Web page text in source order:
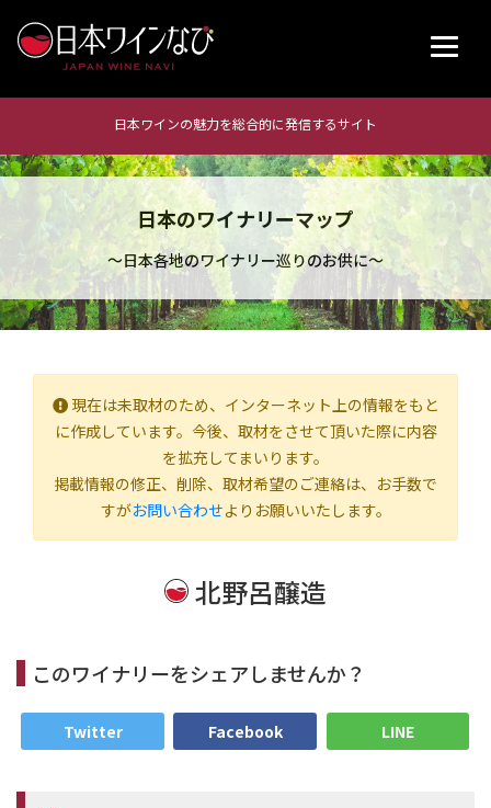
日本ワインの魅力を総合的に発信するサイト
日本のワイナリーマップ
～日本各地のワイナリー巡りのお供に～
現在は未取材のため、インターネット上の情報をもと
に作成しています。今後、取材をさせて頂いた際に内容
を拡充してまいります。
掲載情報の修正、削除、取材希望のご連絡は、お手数で
すがお問い合わせよりお願いいたします。
北野呂醸造
このワイナリーをシェアしませんか？
Twitter Facebook LINE